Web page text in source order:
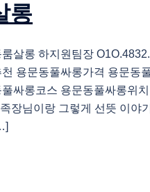
롱
살롱 하지원팀장
용문동풀싸롱가격 용문동
싸롱코스 용문동풀싸롱위
장님이랑 그렇게 선뜻 이야